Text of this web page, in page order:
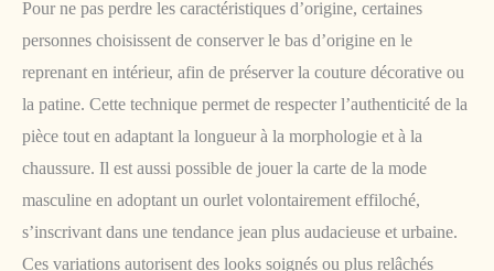
Pour ne pas perdre les caractéristiques d’origine, certaines
personnes choisissent de conserver le bas d’origine en le
reprenant en intérieur, afin de préserver la couture décorative ou
la patine. Cette technique permet de respecter l’authenticité de la
pièce tout en adaptant la longueur à la morphologie et à la
chaussure. Il est aussi possible de jouer la carte de la mode
masculine en adoptant un ourlet volontairement effiloché,
s’inscrivant dans une tendance jean plus audacieuse et urbaine.
Ces variations autorisent des looks soignés ou plus relâchés